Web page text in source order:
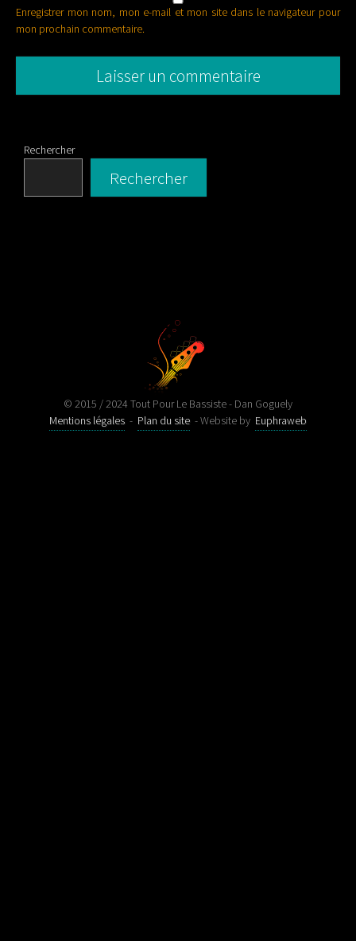
Enregistrer mon nom, mon e-mail et mon site dans le navigateur pour
mon prochain commentaire.
Rechercher
Rechercher
© 2015 / 2024 Tout Pour Le Bassiste - Dan Goguely
Mentions légales - Plan du site - Website by Euphraweb